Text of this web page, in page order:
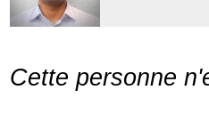
Cette personne